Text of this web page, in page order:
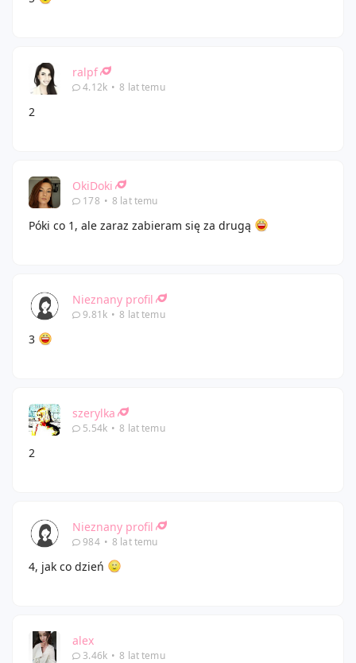
ralpf
4.12k • 8 lat temu
2
OkiDoki
178 • 8 lat temu
Póki co 1, ale zaraz zabieram się za drugą
Nieznany profil
9.81k • 8 lat temu
3
szerylka
5.54k • 8 lat temu
2
Nieznany profil
984 • 8 lat temu
4, jak co dzień
alex
3.46k • 8 lat temu